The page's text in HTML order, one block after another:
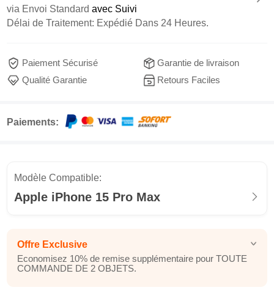
via Envoi Standard avec Suivi
Délai de Traitement: Expédié Dans 24 Heures.
Paiement Sécurisé
Garantie de livraison
Qualité Garantie
Retours Faciles
Paiements:
Modèle Compatible:
Apple iPhone 15 Pro Max
Offre Exclusive
Economisez 10% de remise supplémentaire pour TOUTE
COMMANDE DE 2 OBJETS.